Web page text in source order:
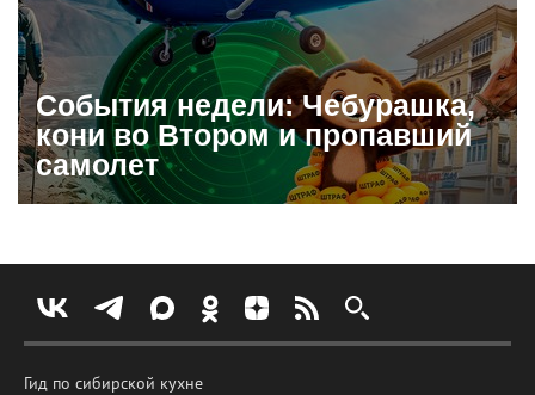
События недели: Чебурашка,
кони во Втором и пропавший
самолет
Гид по сибирской кухне